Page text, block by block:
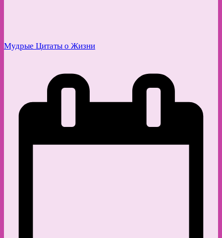
Мудрые Цитаты о Жизни